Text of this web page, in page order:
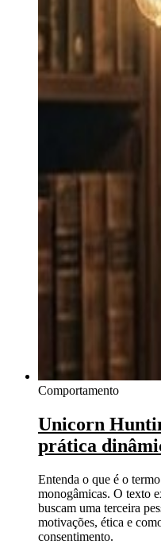
Comportamento
Unicorn
prática
Entenda o que é o
monogâmicas. O texto
buscam uma terceira
motivações, ética e
consentimento.